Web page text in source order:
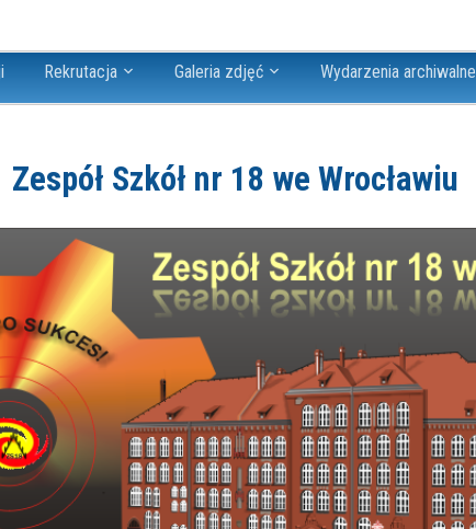
Rekrutacja Galeria zdjęć Wydarzenia archiwalne
Zespół Szkół nr 18 we Wrocławiu